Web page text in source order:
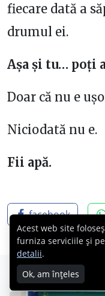
fiecare dată a
drumul ei.
Așa și tu… poți
Doar că nu e
Niciodată nu e.
Fii apă.
facebook
Pe aceeași
Acest web site
furniza serviciile și
detalii.
Ok, am înțeles